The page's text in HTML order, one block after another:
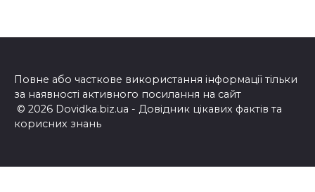
Повне або часткове використання інформації тільки
за наявності активного посилання на сайт
© 2026 Dovidka.biz.ua - Довідник цікавих фактів та
корисних знань